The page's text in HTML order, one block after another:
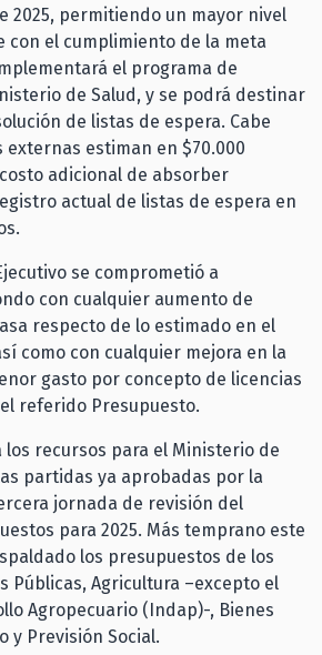
2025, permitiendo un mayor nivel
con el cumplimiento de la meta
el programa de
de Salud, y se podrá destinar
de listas de espera. Cabe
estiman en $70.000
adicional de absorber
actual de listas de espera en
se comprometió a
con cualquier aumento de
respecto de lo estimado en el
como con cualquier mejora en la
gasto por concepto de licencias
referido Presupuesto.
los recursos para el Ministerio de
partidas ya aprobadas por la
jornada de revisión del
para 2025. Más temprano este
los presupuestos de los
Públicas, Agricultura –excepto el
Agropecuario (Indap)-, Bienes
y Previsión Social.